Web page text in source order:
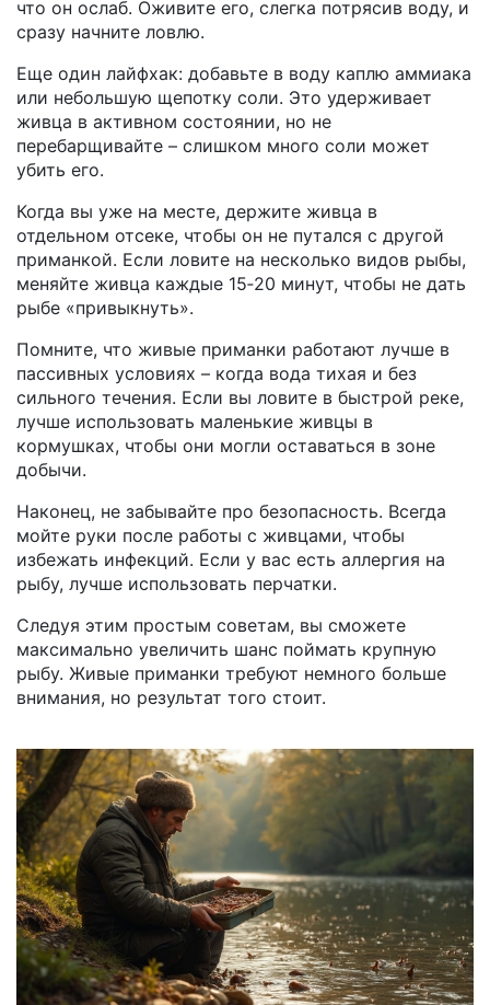
что он ослаб. Оживите его, слегка потрясив воду, и
сразу начните ловлю.
Еще один лайфхак: добавьте в воду каплю аммиака
или небольшую щепотку соли. Это удерживает
живца в активном состоянии, но не
перебарщивайте – слишком много соли может
убить его.
Когда вы уже на месте, держите живца в
отдельном отсеке, чтобы он не путался с другой
приманкой. Если ловите на несколько видов рыбы,
меняйте живца каждые 15‑20 минут, чтобы не дать
рыбе «привыкнуть».
Помните, что живые приманки работают лучше в
пассивных условиях – когда вода тихая и без
сильного течения. Если вы ловите в быстрой реке,
лучше использовать маленькие живцы в
кормушках, чтобы они могли оставаться в зоне
добычи.
Наконец, не забывайте про безопасность. Всегда
мойте руки после работы с живцами, чтобы
избежать инфекций. Если у вас есть аллергия на
рыбу, лучше использовать перчатки.
Следуя этим простым советам, вы сможете
максимально увеличить шанс поймать крупную
рыбу. Живые приманки требуют немного больше
внимания, но результат того стоит.